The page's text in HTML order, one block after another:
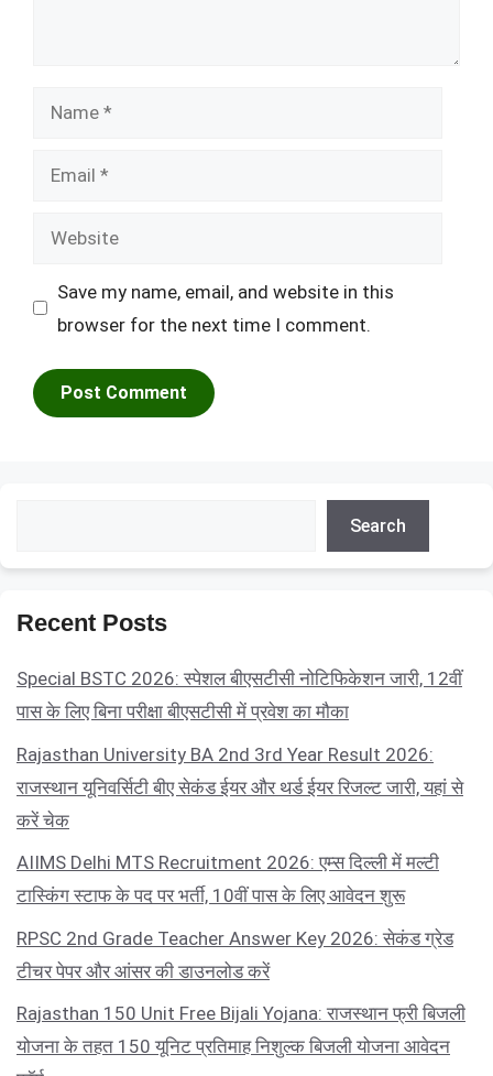
Name
Email
Website
Save my name, email, and website in this
browser for the next time I comment.
Search
Recent Posts
Special BSTC 2026: स्पेशल बीएसटीसी नोटिफिकेशन जारी, 12वीं
पास के लिए बिना परीक्षा बीएसटीसी में प्रवेश का मौका
Rajasthan University BA 2nd 3rd Year Result 2026:
राजस्थान यूनिवर्सिटी बीए सेकंड ईयर और थर्ड ईयर रिजल्ट जारी, यहां से
करें चेक
AIIMS Delhi MTS Recruitment 2026: एम्स दिल्ली में मल्टी
टास्किंग स्टाफ के पद पर भर्ती, 10वीं पास के लिए आवेदन शुरू
RPSC 2nd Grade Teacher Answer Key 2026: सेकंड ग्रेड
टीचर पेपर और आंसर की डाउनलोड करें
Rajasthan 150 Unit Free Bijali Yojana: राजस्थान फ्री बिजली
योजना के तहत 150 यूनिट प्रतिमाह निशुल्क बिजली योजना आवेदन